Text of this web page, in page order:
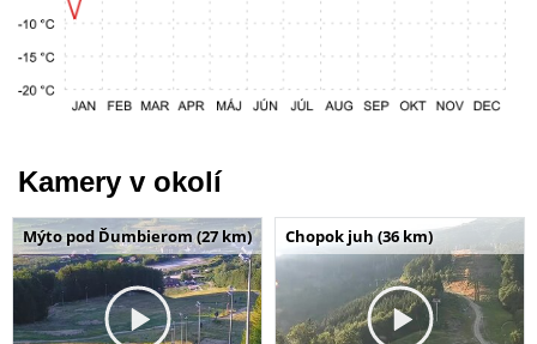
Kamery v okolí
Mýto pod Ďumbierom (27 km) Chopok juh (36 km)